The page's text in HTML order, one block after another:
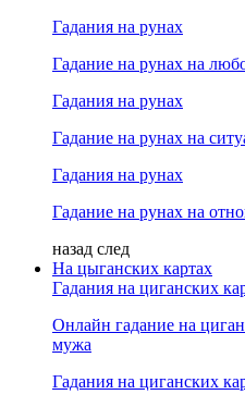
Гадания на рунах
Гадание на рунах на
Гадания на рунах
Гадание на рунах на
Гадания на рунах
Гадание на рунах на
назад след
На цыганских картах
Гадания на циганских
Онлайн гадание на
мужа
Гадания на циганских